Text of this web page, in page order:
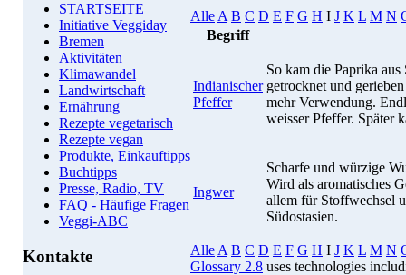
STARTSEITE
Initiative Veggiday
Bremen
Aktivitäten
Klimawandel
Landwirtschaft
Ernährung
Rezepte vegetarisch
Rezepte vegan
Produkte, Einkauftipps
Buchtipps
Presse, Radio, TV
FAQ - Häufige Fragen
Veggi-ABC
Kontakte
Alle A B C D E F G H I J K L M N
Begriff
Indianischer
Pfeffer
So kam die Paprika
getrocknet und
mehr Verwendung.
weisser Pfeffer. Später
Ingwer
Scharfe und würzige
Wird als aromatisches
allem für Stoffwechsel
Südostasien.
Alle A B C D E F G H I J K L M N
Glossary 2.8 uses technologies